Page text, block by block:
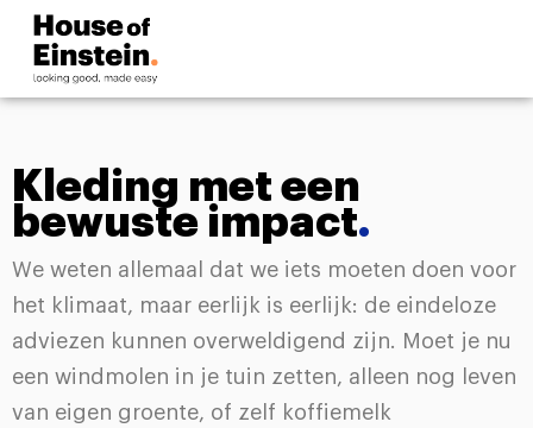
Kleding met een
bewuste impact.
We weten allemaal dat we iets moeten doen voor
het klimaat, maar eerlijk is eerlijk: de eindeloze
adviezen kunnen overweldigend zijn. Moet je nu
een windmolen in je tuin zetten, alleen nog leven
van eigen groente, of zelf koffiemelk